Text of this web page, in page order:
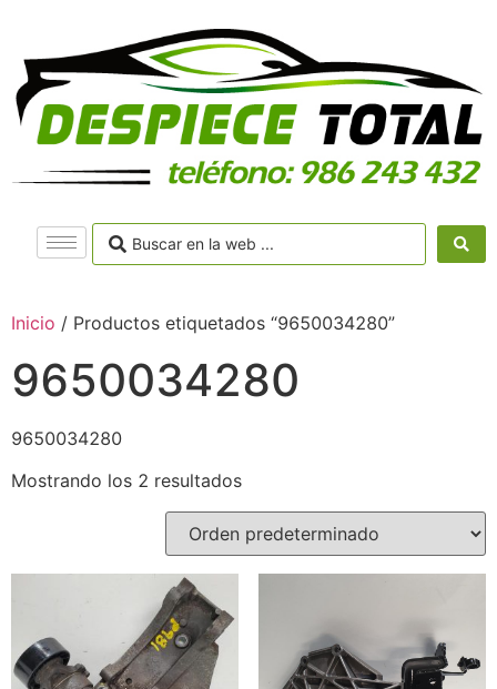
Inicio / Productos etiquetados “9650034280”
9650034280
9650034280
Mostrando los 2 resultados